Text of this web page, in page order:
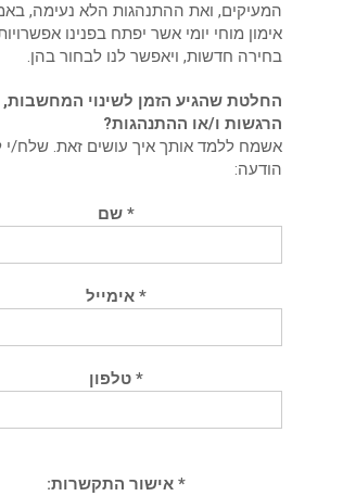
המעיקים, ואת ההתנהגות הלא נעימה,
אימון מוחי יומי אשר יפתח בפנינו
בחירה חדשות, ויאפשר לנו לבחור בהן.
החלטת שהגיע הזמן לשינוי המחשבות,
הרגשות ו/או ההתנהגות?
אשמח ללמד אותך איך עושים זאת. שלח/י
הודעה:
* שם
* אימייל
* טלפון
* אישור התקשרות: